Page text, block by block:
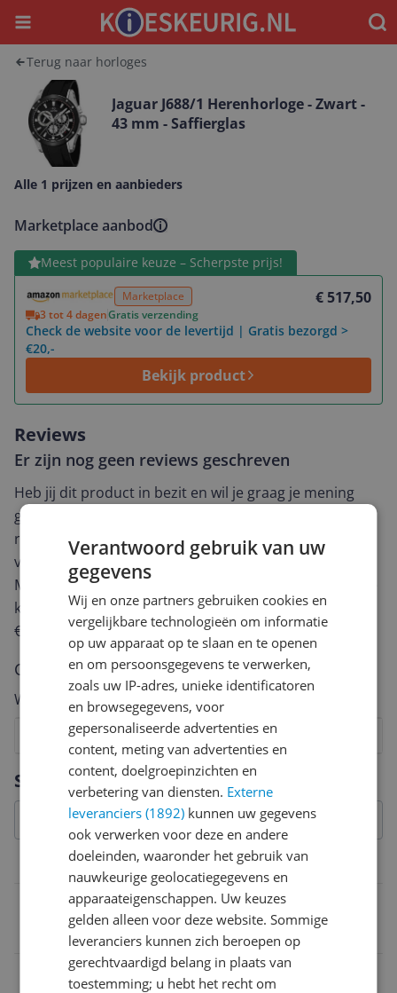
Menu
Terug naar horloges
Jaguar J688/1 Herenhorloge - Zwart -
43 mm - Saffierglas
Alle 1 prijzen en aanbieders
Marketplace aanbod
Meest populaire keuze – Scherpste prijs!
Marketplace € 517,50
3 tot 4 dagenGratis verzending
Check de website voor de levertijd | Gratis bezorgd >
€20,-
Bekijk product
Bekijk product
Specificaties
Belangrijkste kenmerken
8430622619816
Reviews
Er zijn nog geen reviews geschreven
Heb jij dit product in bezit en wil je graag je mening
geven? Start dan hieronder met het schrijven van je
review. Afhankelijk van de details duurt het schrijven
van een review gemiddeld tussen de 3 en 10 minuten.
Met jouw mening help je andere bezoekers een betere
keuze te maken én maak je iedere maand kans op
€250,-!
Klik hier voor de actievoorwaarden.
Cijfer
Welk cijfer geef jij dit product?
7
6
5
4
3
2
Vraag 1 van 4
Verantwoord gebruik van uw
gegevens
Wij en onze partners gebruiken cookies en
vergelijkbare technologieën om informatie
op uw apparaat op te slaan en te openen
en om persoonsgegevens te verwerken,
zoals uw IP-adres, unieke identificatoren
en browsegegevens, voor
gepersonaliseerde advertenties en
content, meting van advertenties en
content, doelgroepinzichten en
verbetering van diensten. Externe
leveranciers (1892) kunnen uw gegevens
ook verwerken voor deze en andere
doeleinden, waaronder het gebruik van
nauwkeurige geolocatiegegevens en
apparaateigenschappen. Uw keuzes
gelden alleen voor deze website. Sommige
leveranciers kunnen zich beroepen op
gerechtvaardigd belang in plaats van
toestemming; u hebt het recht om